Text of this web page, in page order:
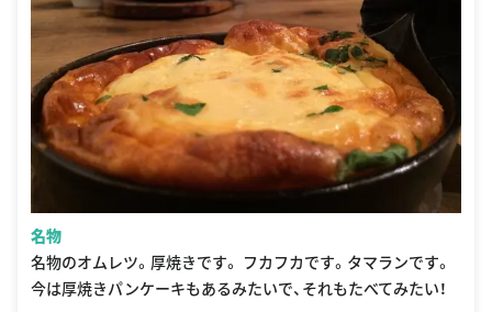
名物
名物のオムレツ。厚焼きです。 フカフカです。タマランです。
今は厚焼きパンケーキもあるみたいで、それもたべてみたい！